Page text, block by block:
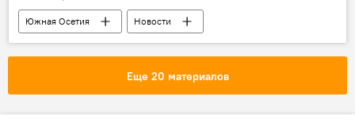
Южная Осетия Новости
Еще 20 материалов